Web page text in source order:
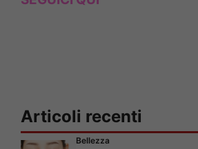
Articoli recenti
Bellezza